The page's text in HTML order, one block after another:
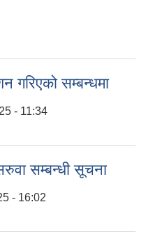
गरिएको सम्बन्धमा
- 11:34
सम्बन्धी सूचना
- 16:02